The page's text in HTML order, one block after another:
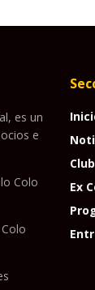
es un
e
Colo
Ex